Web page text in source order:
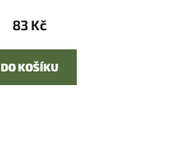
83 Kč
DO KOŠÍKU